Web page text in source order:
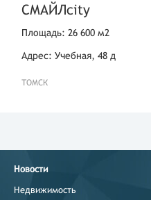
СМАЙЛcity
Площадь: 26 600 м2
Адрес: Учебная, 48 д
ТОМСК
Новости
Недвижимость